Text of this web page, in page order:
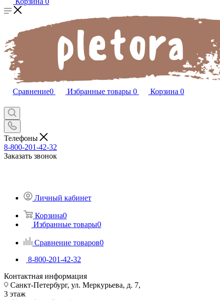
Сравнение0 Избранные товары 0 Корзина 0
Телефоны
8-800-201-42-32
Заказать звонок
Личный кабинет
Корзина0
Избранные товары0
Сравнение товаров0
8-800-201-42-32
Контактная информация
Санкт-Петербург, ул. Меркурьева, д. 7,
3 этаж